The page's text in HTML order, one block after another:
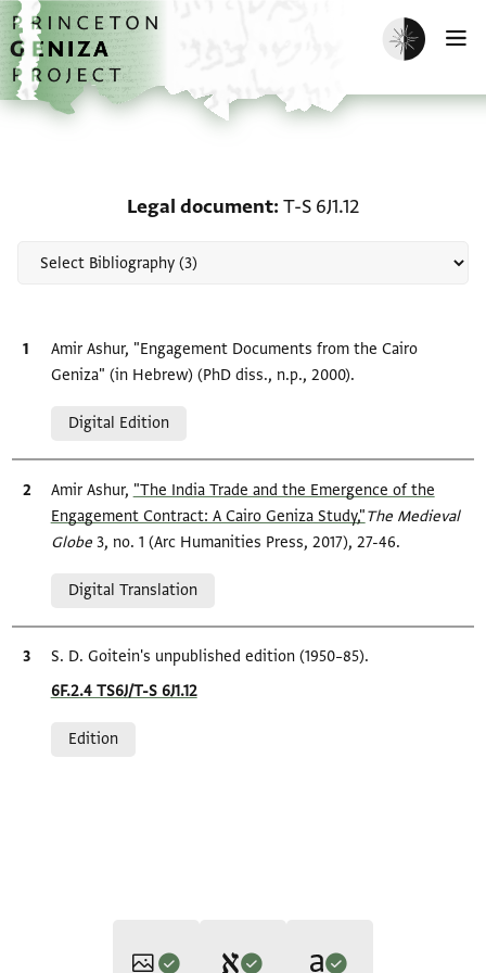
Skip to main content
home
Enable dark
Legal document T-S 6J1.12
Bibliographic citation
Amir Ashur, "Engagement Documents from the Cairo
Geniza‎" (in Hebrew) (PhD diss., n.p., 2000).
Digital Edition
Bibliographic citation
Amir Ashur, "The India Trade and the Emergence of the
Engagement Contract: A Cairo Geniza Study,"The Medieval
Globe3, no. 1 (Arc Humanities Press, 2017), 27-46.
Digital Translation
Bibliographic citation
S. D. Goitein's unpublished edition (1950–85).
Location in source
6F.2.4 TS6J/T-S 6J1.12
Edition